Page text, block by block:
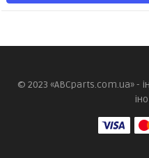
© 2023 «ABCparts.com.ua» -